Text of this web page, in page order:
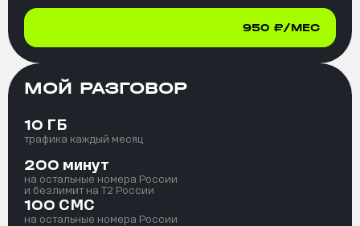
950 ₽/МЕС
МОЙ РАЗГОВОР
10 ГБ
трафика каждый месяц
200 минут
на остальные номера России
и безлимит на T2 России
100 СМС
на остальные номера России